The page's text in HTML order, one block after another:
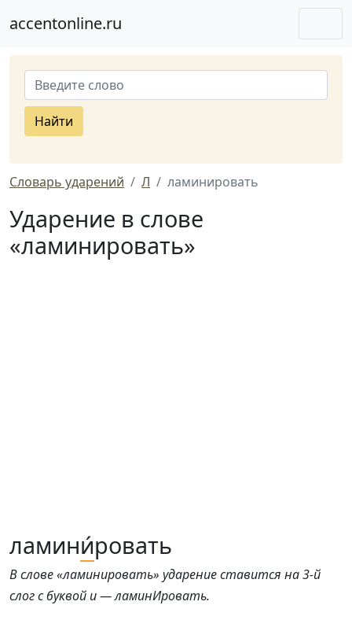
accentonline.ru
Найти
Словарь ударений Л ламинировать
Ударение в слове
«ламинировать»
ламини́ровать
В слове «ламинировать» ударение ставится на 3-й
слог с буквой и — ламинИровать.